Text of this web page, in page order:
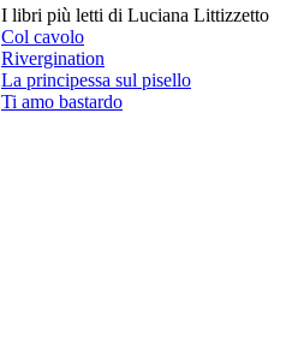
I libri più letti di Luciana Littizzetto
Col cavolo
Rivergination
La principessa sul pisello
Ti amo bastardo